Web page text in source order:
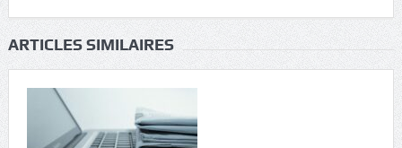
ARTICLES SIMILAIRES